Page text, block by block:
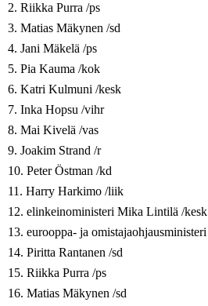
2. Riikka Purra /ps
3. Matias Mäkynen /sd
4. Jani Mäkelä /ps
5. Pia Kauma /kok
6. Katri Kulmuni /kesk
7. Inka Hopsu /vihr
8. Mai Kivelä /vas
9. Joakim Strand /r
10. Peter Östman /kd
11. Harry Harkimo /liik
12. elinkeinoministeri Mika Lintilä /kesk
13. eurooppa- ja omistajaohjausministeri
14. Piritta Rantanen /sd
15. Riikka Purra /ps
16. Matias Mäkynen /sd